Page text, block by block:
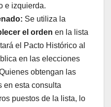
e izquierda.
Se utiliza la
el orden en la lista
el Pacto Histórico al
en las elecciones
obtengan las
en esta consulta
puestos de la lista, lo